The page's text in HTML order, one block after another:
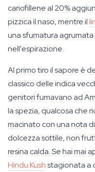
cariofillene al 20%
pizzica il naso, mentre il
una sfumatura
nell'espirazione.
Al primo tiro il sapore è
classico delle indica
genitori fumavano ad
la spezia, qualcosa che
macinato con una nota
dolcezza sottile, non
resina calda. Se hai mai
Hindu Kushstagionata a